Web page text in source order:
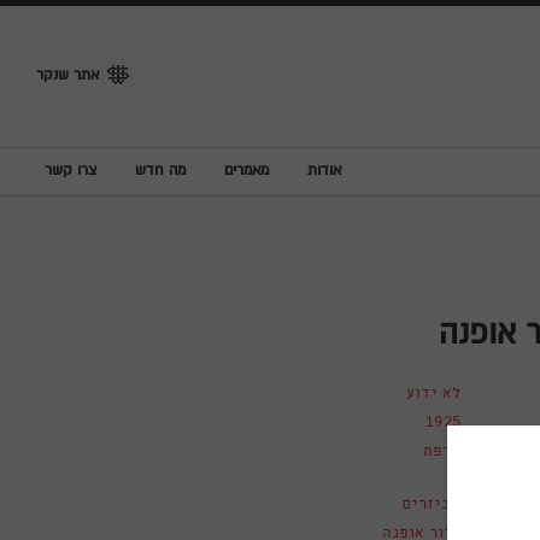
אתר שנקר
אודות מאמרים מה חדש צרו קשר
אופנה
לא ידוע
1925
צרפת
אביזרים
איור אופנה